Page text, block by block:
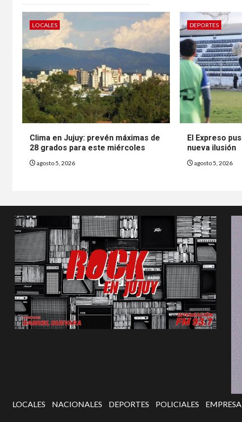
LOCALES
Clima en Jujuy: prevén máximas de
28 grados para este miércoles
agosto 5, 2026
DEPORTES
El Expreso
nueva ilusión
agosto 5, 2026
LOCALES NACIONALES DEPORTES POLICIALES